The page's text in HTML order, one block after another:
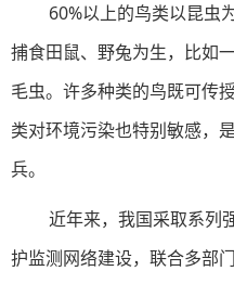
60%以上的鸟类以昆虫
捕食田鼠、野兔为生，比如
毛虫。许多种类的鸟既可传
类对环境污染也特别敏感，
兵。
近年来，我国采取系列
护监测网络建设，联合多部